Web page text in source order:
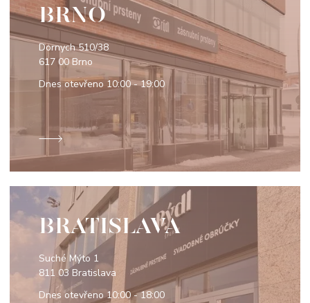
BRNO
Dornych 510/38
617 00 Brno
Dnes otevřeno 10:00 - 19:00
BRATISLAVA
Suché Mýto 1
811 03 Bratislava
Dnes otevřeno10:00 - 18:00